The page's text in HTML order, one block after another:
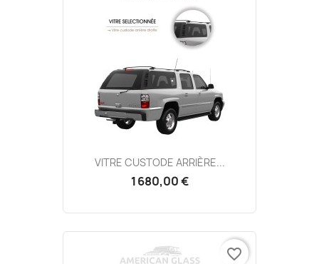
VITRE CUSTODE ARRIÈRE...
1 680,00 €
favorite_border